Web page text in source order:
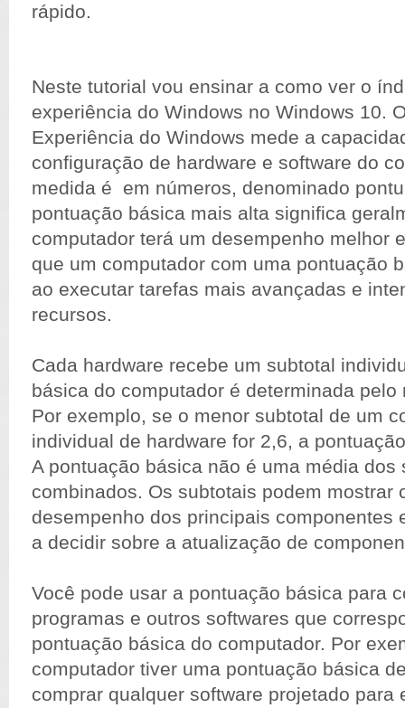
rápido.
Neste tutorial vou ensinar a como ver o
experiência do Windows no Windows 10.
Experiência do Windows mede a
configuração de hardware e software do
medida é em números, denominado
pontuação básica mais alta significa
computador terá um desempenho melhor
que um computador com uma pontuação
ao executar tarefas mais avançadas e
recursos.
Cada hardware recebe um subtotal
básica do computador é determinada pelo
Por exemplo, se o menor subtotal de um
individual de hardware for 2,6, a
A pontuação básica não é uma média dos
combinados. Os subtotais podem mostrar
desempenho dos principais componentes
a decidir sobre a atualização de
Você pode usar a pontuação básica para
programas e outros softwares que
pontuação básica do computador. Por
computador tiver uma pontuação básica
comprar qualquer software projetado para